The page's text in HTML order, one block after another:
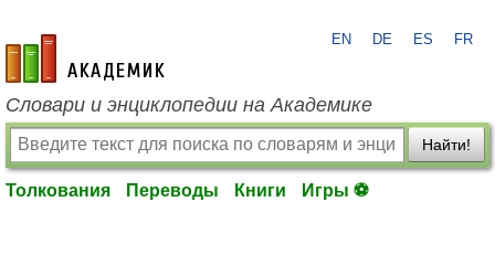
academic.ru
EN DE ES FR
Словари и энциклопедии на Академике
Найти!
Толкования Переводы Книги Игры ⚽